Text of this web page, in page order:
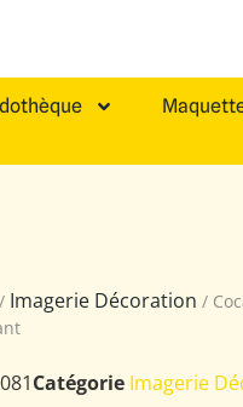
/ Imagerie Décoration /
Catégorie Imagerie